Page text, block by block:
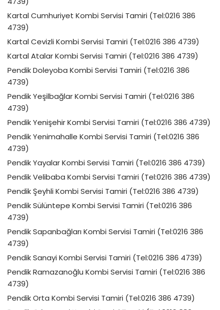
Kartal Cumhuriyet Kombi Servisi Tamiri (Tel:0216 386
4739)
Kartal Cevizli Kombi Servisi Tamiri (Tel:0216 386 4739)
Kartal Atalar Kombi Servisi Tamiri (Tel:0216 386 4739)
Pendik Doleyoba Kombi Servisi Tamiri (Tel:0216 386
4739)
Pendik Yeşilbağlar Kombi Servisi Tamiri (Tel:0216 386
4739)
Pendik Yenişehir Kombi Servisi Tamiri (Tel:0216 386 4739)
Pendik Yenimahalle Kombi Servisi Tamiri (Tel:0216 386
4739)
Pendik Yayalar Kombi Servisi Tamiri (Tel:0216 386 4739)
Pendik Velibaba Kombi Servisi Tamiri (Tel:0216 386 4739)
Pendik Şeyhli Kombi Servisi Tamiri (Tel:0216 386 4739)
Pendik Sülüntepe Kombi Servisi Tamiri (Tel:0216 386
4739)
Pendik Sapanbağları Kombi Servisi Tamiri (Tel:0216 386
4739)
Pendik Sanayi Kombi Servisi Tamiri (Tel:0216 386 4739)
Pendik Ramazanoğlu Kombi Servisi Tamiri (Tel:0216 386
4739)
Pendik Orta Kombi Servisi Tamiri (Tel:0216 386 4739)